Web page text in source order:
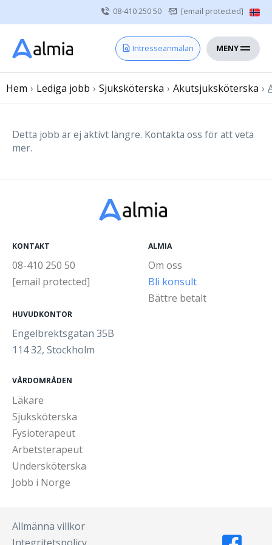
08-410 250 50 [email protected]
Intresseanmälan MENY
Hem
Vårdgivare
Om oss
Sjuksköterska
Läkare
Hem › Lediga jobb › Sjuksköterska › Akutsjuksköterska ›
Detta jobb är ej aktivt längre. Kontakta oss för att veta
mer.
KONTAKT
08-410 250 50
[email protected]
HUVUDKONTOR
Engelbrektsgatan 35B
114 32, Stockholm
ALMIA
Om oss
Bli konsult
Bättre betalt
VÅRDOMRÅDEN
Läkare
Sjuksköterska
Fysioterapeut
Arbetsterapeut
Undersköterska
Jobb i Norge
Allmänna villkor
Integritetspolicy